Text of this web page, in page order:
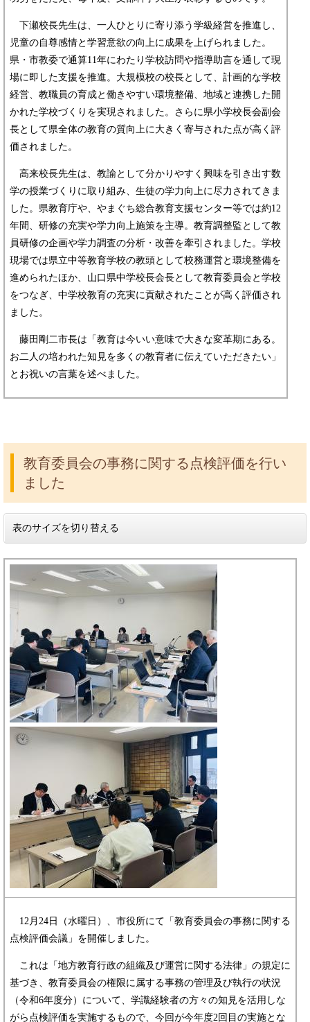
下瀬校長先生は、一人ひとりに寄り添う学級経営を推進し、
児童の自尊感情と学習意欲の向上に成果を上げられました。
県・市教委で通算11年にわたり学校訪問や指導助言を通して現
場に即した支援を推進。大規模校の校長として、計画的な学校
経営、教職員の育成と働きやすい環境整備、地域と連携した開
かれた学校づくりを実現されました。さらに県小学校長会副会
長として県全体の教育の質向上に大きく寄与された点が高く評
価されました。
高来校長先生は、教諭として分かりやすく興味を引き出す数
学の授業づくりに取り組み、生徒の学力向上に尽力されてきま
した。県教育庁や、やまぐち総合教育支援センター等では約12
年間、研修の充実や学力向上施策を主導。教育調整監として教
員研修の企画や学力調査の分析・改善を牽引されました。学校
現場では県立中等教育学校の教頭として校務運営と環境整備を
進められたほか、山口県中学校長会長として教育委員会と学校
をつなぎ、中学校教育の充実に貢献されたことが高く評価され
ました。
藤田剛二市長は「教育は今いい意味で大きな変革期にある。
お二人の培われた知見を多くの教育者に伝えていただきたい」
とお祝いの言葉を述べました。
教育委員会の事務に関する点検評価を行い
ました
表のサイズを切り替える
12月24日（水曜日）、市役所にて「教育委員会の事務に関する
点検評価会議」を開催しました。
これは「地方教育行政の組織及び運営に関する法律」の規定に
基づき、教育委員会の権限に属する事務の管理及び執行の状況
（令和6年度分）について、学識経験者の方々の知見を活用しな
がら点検評価を実施するもので、今回が今年度2回目の実施とな